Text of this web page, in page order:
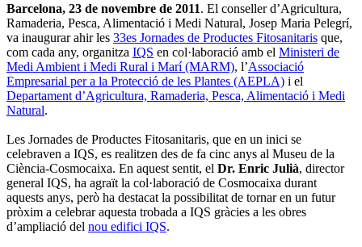
Barcelona, 23 de novembre de 2011. El conseller d’Agricultura,
Ramaderia, Pesca, Alimentació i Medi Natural, Josep Maria Pelegrí,
va inaugurar ahir les 33es Jornades de Productes Fitosanitaris que,
com cada any, organitza IQS en col·laboració amb el Ministeri de
Medi Ambient i Medi Rural i Marí (MARM), l’Associació
Empresarial per a la Protecció de les Plantes (AEPLA) i el
Departament d’Agricultura, Ramaderia, Pesca, Alimentació i Medi
Natural.
Les Jornades de Productes Fitosanitaris, que en un inici se
celebraven a IQS, es realitzen des de fa cinc anys al Museu de la
Ciència-Cosmocaixa. En aquest sentit, el Dr. Enric Julià, director
general IQS, ha agraït la col·laboració de Cosmocaixa durant
aquests anys, però ha destacat la possibilitat de tornar en un futur
pròxim a celebrar aquesta trobada a IQS gràcies a les obres
d’ampliació del nou edifici IQS.